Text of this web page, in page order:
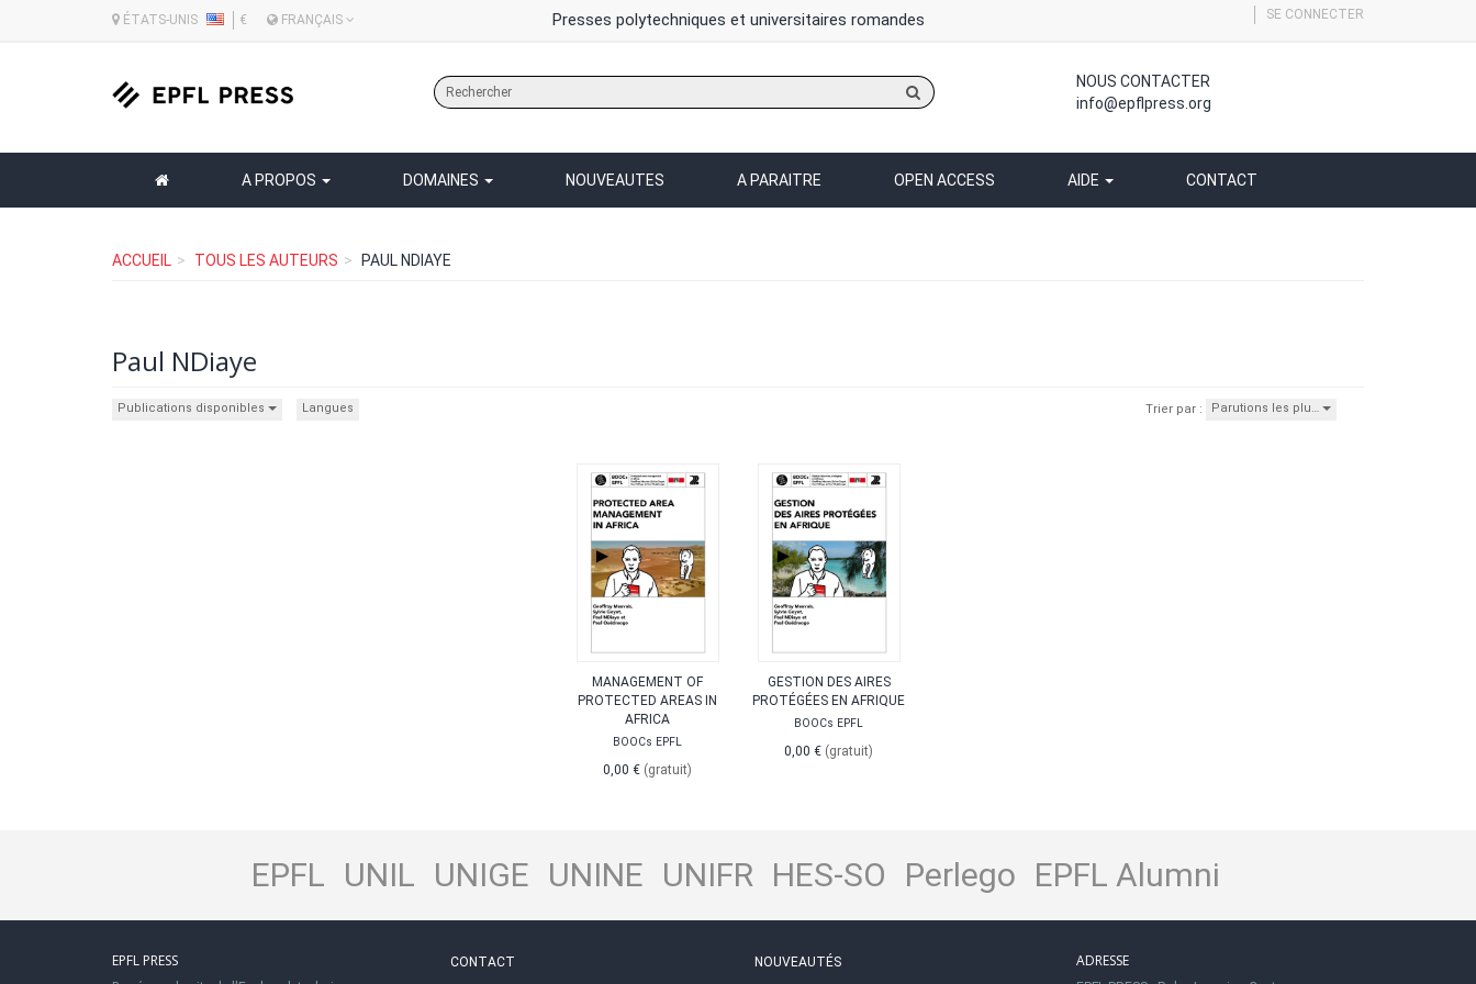
ÉTATS-UNIS € FRANÇAIS Presses polytechniques et universitaires romandes SE CONNECTER
sur
site
NOUS CONTACTER
info@epflpress.org
A PROPOS DOMAINES NOUVEAUTES A PARAITRE OPEN ACCESS AIDE CONTACT
ACCUEIL TOUS LES AUTEURS PAUL NDIAYE
Paul NDiaye
Publications disponibles Langues Trier par : Parutions les plu…
MANAGEMENT OF
PROTECTED AREAS IN
AFRICA
BOOCs EPFL
0,00 € (gratuit)
GESTION DES AIRES
PROTÉGÉES EN AFRIQUE
BOOCs EPFL
0,00 € (gratuit)
EPFL UNIL UNIGE UNINE UNIFR HES-SO Perlego EPFL Alumni
EPFL PRESS CONTACT NOUVEAUTÉS ADRESSE